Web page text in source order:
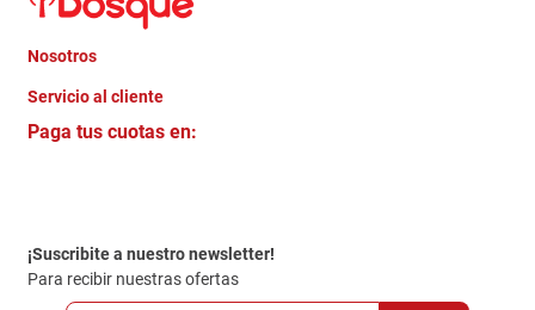
Nosotros
Quienes somos
Trabaja con Nosotros
Servicio al cliente
Crédito Directo
Politica de Privacidad
Políticas y condiciones GiftCard
Paga tus cuotas en:
¡Suscribite a nuestro newsletter!
Para recibir nuestras ofertas